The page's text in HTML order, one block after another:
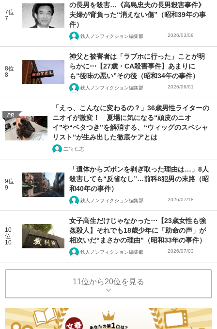
7位
7
の長男を殺害…《高島忠夫の長男殺害事件》
夫婦が背負った“消えない傷”（昭和39年の事
件）
鉄人ノンフィクション編集部 2026/03/09
8位
8
神父と被害者は「ラブホに行った」ことが明
らかに⋯【27歳・CA殺害事件】あまりに
も“後味の悪い”その後（昭和34年の事件）
鉄人ノンフィクション編集部 2026/06/01
PR
「えっ、こんなに変わるの？」36歳男性ライターの
ニオイが激変！ 夏場に気になる“頭皮のニオ
イ”や“ベタつき”を解消する、“ウィッグのスペシャ
リスト”が生み出した徹底ケアとは
二瓶 仁志
9位
9
「遺体からズボンを剥ぎ取った理由は…」8人
殺害しても“反省なし”…前科8犯男の末路（昭
和40年の事件）
鉄人ノンフィクション編集部 2026/07/18
10
位
10
女子高生だけじゃなかった⋯【23歳女性も強
姦殺人】それでも18歳少年に「助命の声」が
相次いだ“まさかの理由”（昭和33年の事件）
鉄人ノンフィクション編集部 2026/07/03
11位から20位を見る